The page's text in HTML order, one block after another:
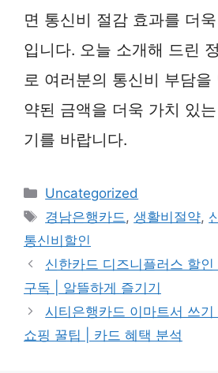
면 통신비 절감 효과를 더
입니다. 오늘 소개해 드린
로 여러분의 통신비 부담을
약된 금액을 더욱 가치 있
기를 바랍니다.
카
테
고
리
Uncategorized
태
그
경남은행카드 ,생활비절약,
통신비할인
신한카드 디즈니플러스 할
구독 | 알뜰하게 즐기기
시티은행카드 이마트서 쓰
쇼핑 꿀팁 | 카드 혜택 분석